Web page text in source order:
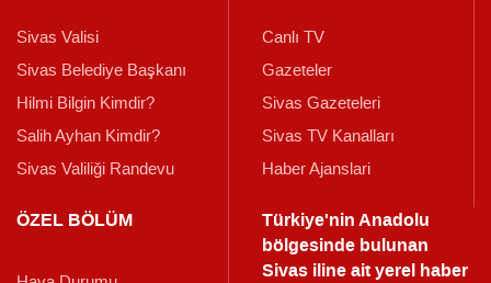
Sivas Valisi
Sivas Belediye Başkanı
Hilmi Bilgin Kimdir?
Salih Ayhan Kimdir?
Sivas Valiliği Randevu
Canlı TV
Gazeteler
Sivas Gazeteleri
Sivas TV Kanalları
Haber Ajanslari
ÖZEL BÖLÜM
Türkiye'nin Anadolu
bölgesinde bulunan
Sivas iline ait yerel haber